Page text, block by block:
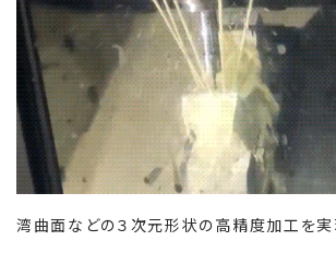
湾曲面などの３次元形状の高精度加工を